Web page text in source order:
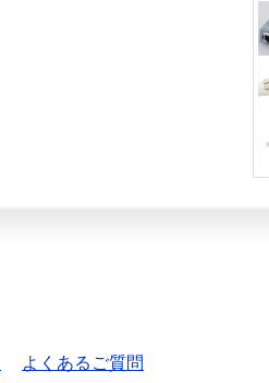
よくあるご質問